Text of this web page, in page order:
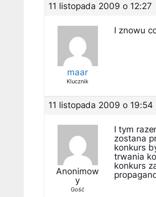
11 listopada 2009 o 12:27
maar
Klucznik
I znowu
11 listopada 2009 o 19:54
Anonimow
y
Gość
I tym
zostana
konkurs
trwania
konkurs